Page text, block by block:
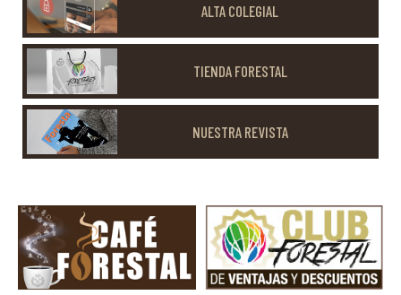
ALTA COLEGIAL
TIENDA FORESTAL
NUESTRA REVISTA